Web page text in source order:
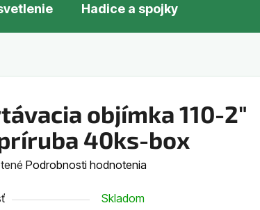
Hadice a spojky
objímka 110-2"
40ks-box
Podrobnosti hodnotenia
Skladom